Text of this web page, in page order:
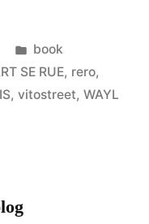
Posted
in
book
SE RUE, rero,
, vitostreet, WAYL